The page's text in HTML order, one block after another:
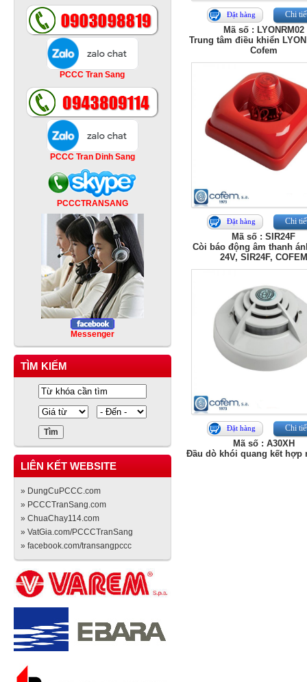
PCCC Tran Sang
PCCC Tran Dinh Sang
PCCCTRANSANG
Messenger
TÌM KIẾM
LIÊN KẾT WEBSITE
» DungCuPCCC.com
» PCCCTranSang.com
» ChuaChay114.com
» VatGia.com/PCCCTranSang
» facebook.com/transangpccc
Đặt hàng Chi
Mã số : LYONRM02
Trung tâm điều khiển
Cofem
Đặt hàng Chi
Mã số : SIR24F
Còi báo động âm thanh
24V, SIR24F, COFEM
Đặt hàng Chi
Mã số : A30XH
Đầu dò khói quang kết hợp